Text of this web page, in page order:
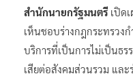
สำนักนายกรัฐมนตรี เปิด
เห็นชอบร่างกฎกระทรวง
บริการที่เป็นการไม่เป็นธ
เสียต่อสังคมส่วนรวม และ